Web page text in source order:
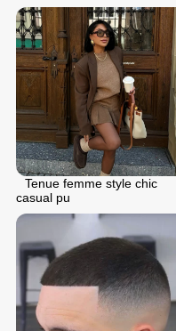
Tenue femme style chic
casual pu